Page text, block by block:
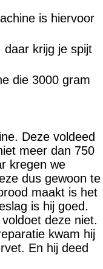
is hiervoor
daar krijg je spijt
die 3000 gram
Deze voldeed
meer dan 750
kregen we
dus gewoon te
maakt is het
is hij goed.
deze niet.
kwam hij
En hij deed